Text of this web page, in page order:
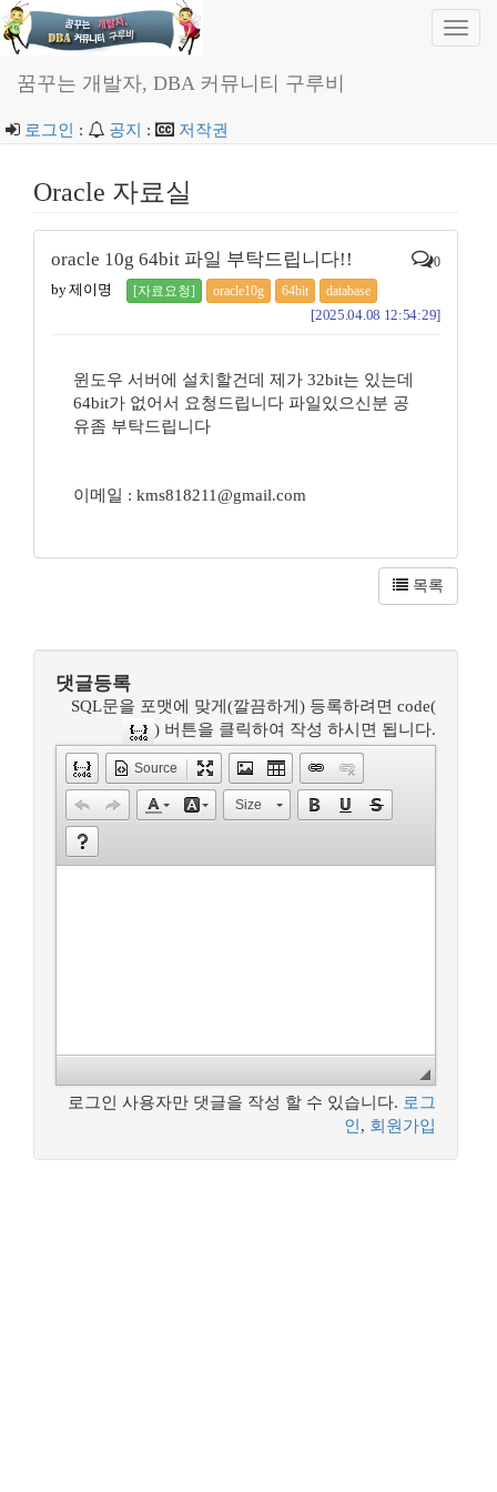
꿈꾸는 개발자, DBA 커뮤니티 구루비
로그인 : 공지 : 저작권
Oracle 자료실
oracle 10g 64bit 파일 부탁드립니다!! 0
by 제이명 [자료요청] oracle10g 64bit database
[2025.04.08 12:54:29]
윈도우 서버에 설치할건데 제가 32bit는 있는데
64bit가 없어서 요청드립니다 파일있으신분 공
유좀 부탁드립니다
이메일 : kms818211@gmail.com
목록
댓글등록
SQL문을 포맷에 맞게(깔끔하게) 등록하려면 code(
) 버튼을 클릭하여 작성 하시면 됩니다.
Source
Size
로그인 사용자만 댓글을 작성 할 수 있습니다. 로그
인 , 회원가입